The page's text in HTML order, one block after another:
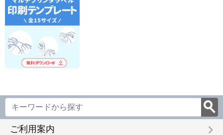
ご利用案内 keyboard_arrow_right